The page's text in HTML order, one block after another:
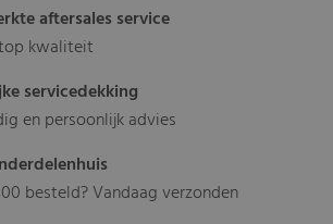
aftersales service
kwaliteit
servicedekking
en persoonlijk advies
besteld? Vandaag verzonden